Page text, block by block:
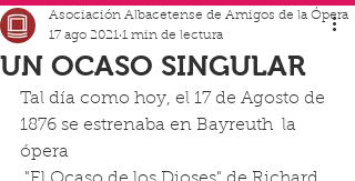
UN OCASO SINGULAR
Asociación Albacetense de Amigos de la Ópera
17 ago 2021 1 min de lectura
Tal día como hoy, el 17 de Agosto de
1876 se estrenaba en Bayreuth  la
ópera